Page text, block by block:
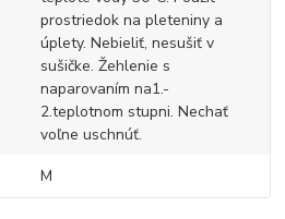
prostriedok na pleteniny a
úplety. Nebieliť, nesušiť v
sušičke. Žehlenie s
naparovaním na1.-
2.teplotnom stupni. Nechať
voľne uschnúť.
M